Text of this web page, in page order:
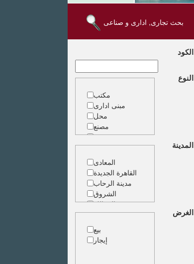
بحث تجارى, ادارى و صناعى
الكود
النوع
مكتب
مبنى ادارى
محل
مصنع
مخزن
ارض خدمات
المدينة
المعادى
القاهرة الجديدة
مدينة الرحاب
الشروق
الزمالك
جاردن سيتى
المهندسين
الجيزة
الغرض
بيع
إيجار